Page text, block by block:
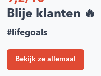
Blije klanten 🔥
#lifegoals
Bekijk ze allemaal